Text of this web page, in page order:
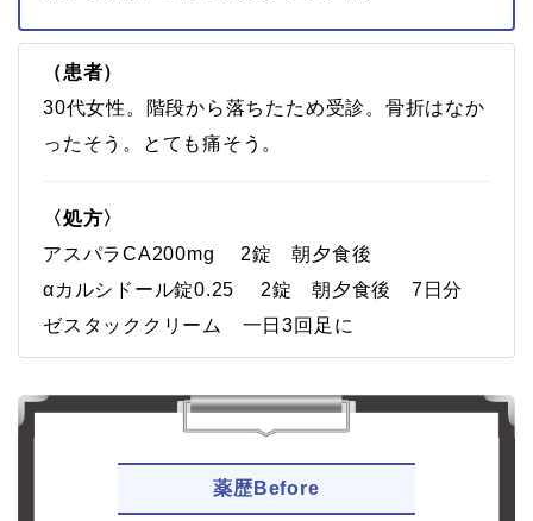
（患者）
30代女性。階段から落ちたため受診。骨折はなか
ったそう。とても痛そう。
〈処方〉
アスパラCA200mg 2錠 朝夕食後
αカルシドール錠0.25 2錠 朝夕食後 7日分
ゼスタッククリーム 一日3回足に
薬歴Before